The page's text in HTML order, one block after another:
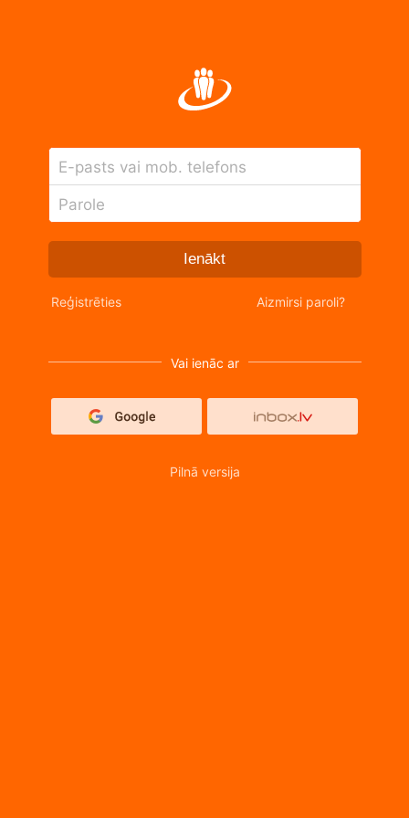
E-pasts vai mob. telefons
Parole
Ienākt
Reģistrēties Aizmirsi paroli?
Vai ienāc ar
Pilnā versija